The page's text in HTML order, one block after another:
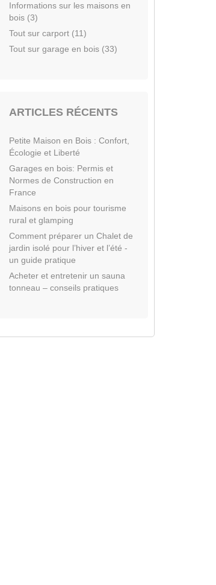
Informations sur les maisons en
bois (3)
Tout sur carport (11)
Tout sur garage en bois (33)
ARTICLES RÉCENTS
Petite Maison en Bois : Confort,
Écologie et Liberté
Garages en bois: Permis et
Normes de Construction en
France
Maisons en bois pour tourisme
rural et glamping
Comment préparer un Chalet de
jardin isolé pour l’hiver et l’été -
un guide pratique
Acheter et entretenir un sauna
tonneau – conseils pratiques